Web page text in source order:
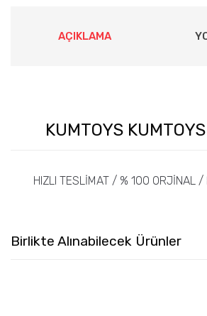
AÇIKLAMA
KUMTOYS
HIZLI TESLİMAT / % 100 ORJİNAL /
Birlikte Alınabilecek Ürünler